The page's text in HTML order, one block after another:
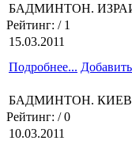
БАДМИНТОН.
Рейтинг: / 1
15.03.2011
Подробнее...
БАДМИНТОН.
Рейтинг: / 0
10.03.2011